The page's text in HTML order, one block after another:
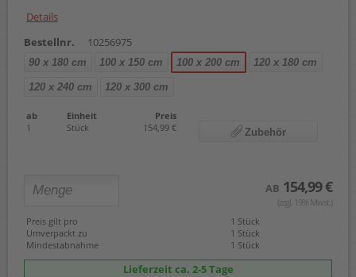
Details
Bestellnr.
10256975
90 x 180 cm 100 x 150 cm 100 x 200 cm 120 x 180 cm
120 x 240 cm 120 x 300 cm
ab Einheit
Preis
1
Stück 154,99 € Zubehör
AB 154,99 €
(zzgl. 19% Mwst.)
Preis gilt pro
1 Stück
Umverpackt zu
1 Stück
Mindestabnahme
1 Stück
Lieferzeit ca. 2-5 Tage